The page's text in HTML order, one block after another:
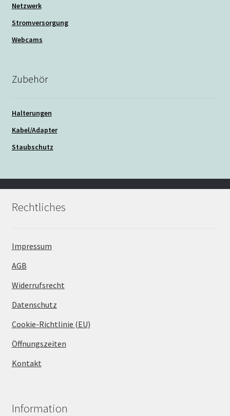
Netzwerk
Stromversorgung
Webcams
Zubehör
Halterungen
Kabel/Adapter
Staubschutz
Rechtliches
Impressum
AGB
Widerrufsrecht
Datenschutz
Cookie-Richtlinie (EU)
Öffnungszeiten
Kontakt
Information